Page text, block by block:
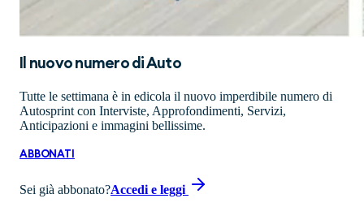
Il nuovo numero diAuto
Tutte le settimana è in edicola il nuovo imperdibile numero di
Autosprint con Interviste, Approfondimenti, Servizi,
Anticipazioni e immagini bellissime.
ABBONATI
Sei già abbonato?Accedi e leggi